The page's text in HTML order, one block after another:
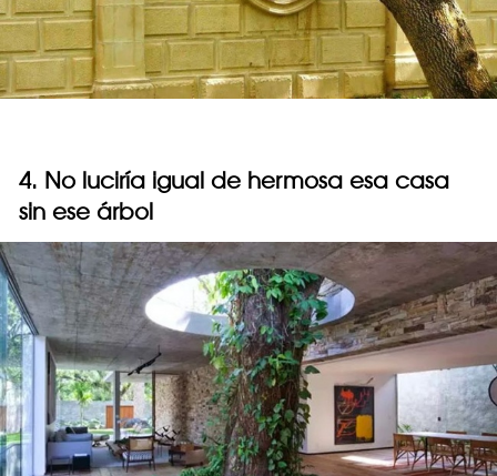
4. No luciría igual de hermosa esa casa
sin ese árbol